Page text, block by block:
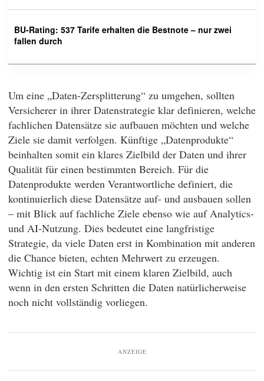
BU-Rating: 537 Tarife erhalten die Bestnote – nur zwei
fallen durch
Um eine „Daten-Zersplitterung“ zu umgehen, sollten
Versicherer in ihrer Datenstrategie klar definieren, welche
fachlichen Datensätze sie aufbauen möchten und welche
Ziele sie damit verfolgen. Künftige „Datenprodukte“
beinhalten somit ein klares Zielbild der Daten und ihrer
Qualität für einen bestimmten Bereich. Für die
Datenprodukte werden Verantwortliche definiert, die
kontinuierlich diese Datensätze auf- und ausbauen sollen
– mit Blick auf fachliche Ziele ebenso wie auf Analytics-
und AI-Nutzung. Dies bedeutet eine langfristige
Strategie, da viele Daten erst in Kombination mit anderen
die Chance bieten, echten Mehrwert zu erzeugen.
Wichtig ist ein Start mit einem klaren Zielbild, auch
wenn in den ersten Schritten die Daten natürlicherweise
noch nicht vollständig vorliegen.
ANZEIGE